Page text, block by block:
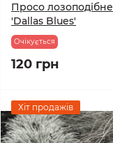
Просо лозоподібне
'Dallas Blues'
Очікується
120 грн
Хіт продажів